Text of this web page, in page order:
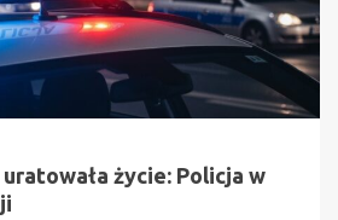
życie: Policja w